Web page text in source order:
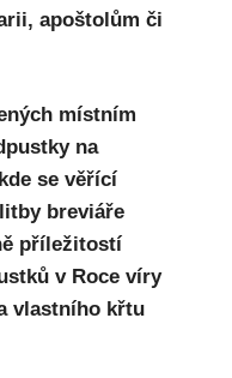
apoštolům či
místním
na
se věřící
breviáře
příležitostí
v Roce víry
vlastního křtu